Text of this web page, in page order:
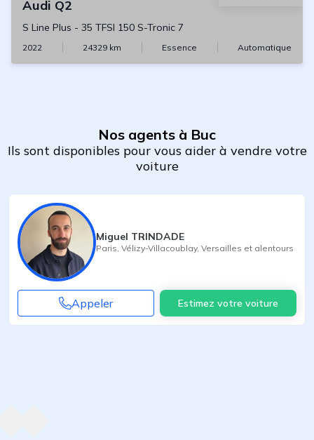
Audi Q2
S Line Plus - 35 TFSI 150 S-Tronic 7
2022 24329 km Essence Automatique
Nos agents à Buc
Ils sont disponibles pour vous aider à vendre votre
voiture
Miguel TRINDADE
Paris Vélizy-Villacoublay, Versailles et alentours
Appeler Estimez votre voiture